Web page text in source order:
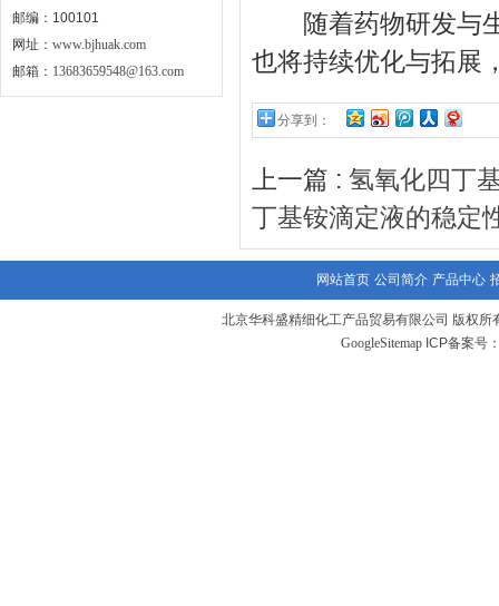
邮编：100101
网址： www.bjhuak.com
邮箱： 13683659548@163.com
随着药物研发与
也将持续优化与拓展
分享到：
上一篇 : 氢氧化四丁
丁基铵滴定液的稳定
网站首页 公司简介 产品中心
北京华科盛精细化工产品贸易有限公司 版权所
GoogleSitemap ICP备案号